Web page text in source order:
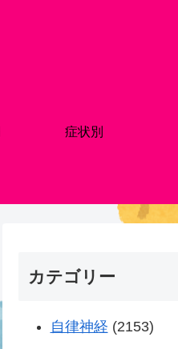
症状別
カテゴリー
自律神経 (2153)